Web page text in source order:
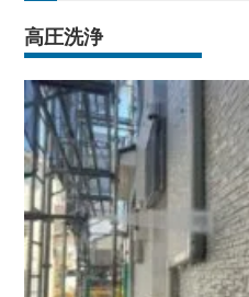
高圧洗浄